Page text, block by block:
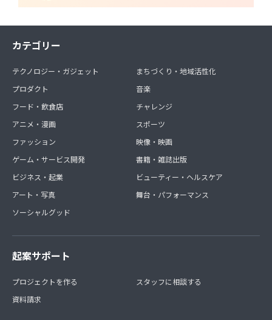
カテゴリー
テクノロジー・ガジェット
プロダクト
フード・飲食店
アニメ・漫画
ファッション
ゲーム・サービス開発
ビジネス・起業
アート・写真
ソーシャルグッド
まちづくり・地域活性化
音楽
チャレンジ
スポーツ
映像・映画
書籍・雑誌出版
ビューティー・ヘルスケア
舞台・パフォーマンス
起案サポート
プロジェクトを作る
資料請求
スタッフに相談する